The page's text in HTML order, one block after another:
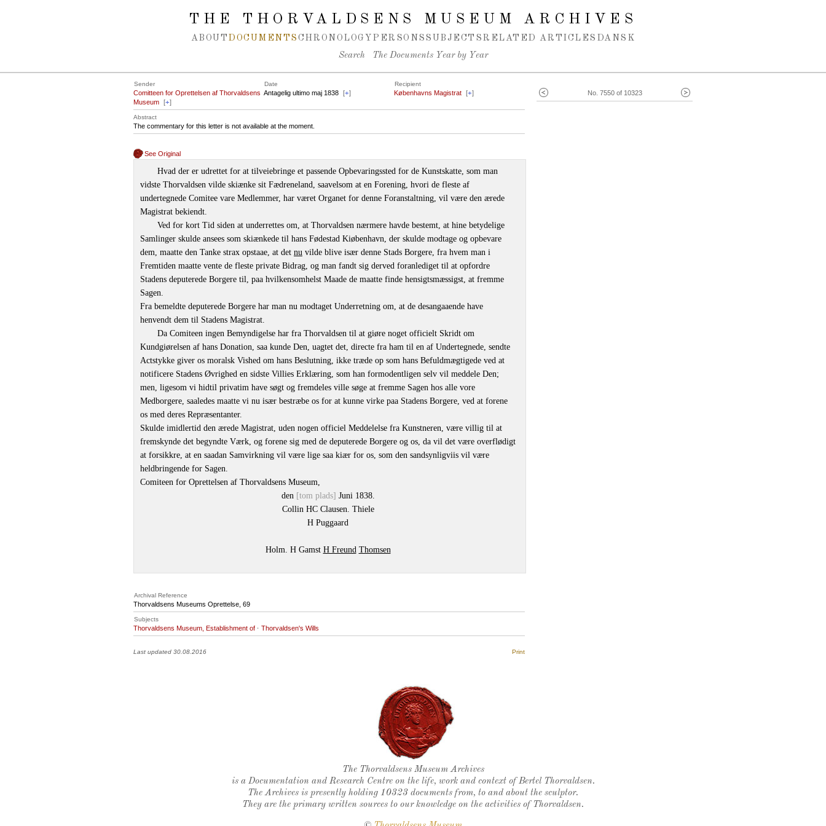
THE THORVALDSENS MUSEUM ARCHIVES
ABOUT DOCUMENTS CHRONOLOGY PERSONS SUBJECTS RELATED ARTICLES DANSK
Search The Documents Year by Year
No. 7550 of 10323
Sender Date Recipient
Comitteen for Oprettelsen af Thorvaldsens
Museum
[+]
Antagelig ultimo maj 1838 [+] Københavns Magistrat [+]
Abstract
The commentary for this letter is not available at the moment.
See Original
Hvad der er udrettet for at tilveiebringe et passende Opbevaringssted for de Kunstskatte, som man
vidste Thorvaldsen vilde skiænke sit Fædreneland, saavelsom at en Forening, hvori de fleste af
undertegnede Comitee vare Medlemmer, har været Organet for denne Foranstaltning, vil være den ærede
Magistrat bekiendt.
Ved for kort Tid siden at underrettes om, at Thorvaldsen nærmere havde bestemt, at hine betydelige
Samlinger skulde ansees som skiænkede til hans Fødestad Kiøbenhavn, der skulde modtage og opbevare
dem, maatte den Tanke strax opstaae, at det nu vilde blive især denne Stads Borgere, fra hvem man i
Fremtiden maatte vente de fleste private Bidrag, og man fandt sig derved foranlediget til at opfordre
Stadens deputerede Borgere til, paa hvilkensomhelst Maade de maatte finde hensigtsmæssigst, at fremme
Sagen.
Fra bemeldte deputerede Borgere har man nu modtaget Underretning om, at de desangaaende have
henvendt dem til Stadens Magistrat.
Da Comiteen ingen Bemyndigelse har fra Thorvaldsen til at giøre noget officielt Skridt om
Kundgiørelsen af hans Donation, saa kunde Den, uagtet det, directe fra ham til en af Undertegnede, sendte
Actstykke giver os moralsk Vished om hans Beslutning, ikke træde op som hans Befuldmægtigede ved at
notificere Stadens Øvrighed en sidste Villies Erklæring, som han formodentligen selv vil meddele Den;
men, ligesom vi hidtil privatim have søgt og fremdeles ville søge at fremme Sagen hos alle vore
Medborgere, saaledes maatte vi nu især bestræbe os for at kunne virke paa Stadens Borgere, ved at forene
os med deres Repræsentanter.
Skulde imidlertid den ærede Magistrat, uden nogen officiel Meddelelse fra Kunstneren, være villig til at
fremskynde det begyndte Værk, og forene sig med de deputerede Borgere og os, da vil det være overflødigt
at forsikkre, at en saadan Samvirkning vil være lige saa kiær for os, som den sandsynligviis vil være
heldbringende for Sagen.
Comiteen for Oprettelsen af Thorvaldsens Museum,
den [tom plads] Juni 1838.
Collin HC Clausen. Thiele
H Puggaard
Holm. H Gamst H Freund Thomsen
Archival Reference
Thorvaldsens Museums Oprettelse, 69
Subjects
Thorvaldsens Museum, Establishment of · Thorvaldsen's Wills
Last updated 30.08.2016 Print
Thorvaldsen's seal
The Thorvaldsens Museum Archives
is a Documentation and Research Centre on the life, work and context of Bertel Thorvaldsen.
The Archives is presently holding 10323 documents from, to and about the sculptor.
They are the primary written sources to our knowledge on the activities of Thorvaldsen.